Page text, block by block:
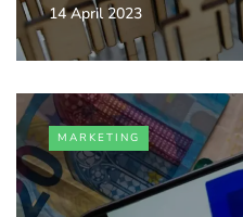
14 April 2023
MARKETING